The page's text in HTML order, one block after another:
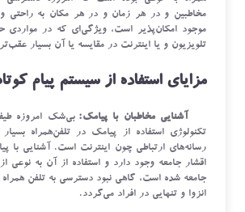
مخاطبین و در هر زمان و در هر مکان به راحتی
موجود امکان‌پذیر است، ویژگی‌ای که در مواردی
تلویزیون و یا اینترنت در مقایسه یا آن بسیار
مزایای استفاده از سیستم پیام
آشنایی مخاطبان با پیامک: بی‌شک امروزه
تکنولوژی استفاده از پیامک در تلفن‌همراه
رسانه‌های ارتباطی چون اینترنت است. آشنایی با
اقشار جامعه وجود دارد و استفاده از آن به نوعی
جامعه شده است، گاهی نبود دسترسی به تلفن
انزوا و تنهایی در افراد می‌گردد.